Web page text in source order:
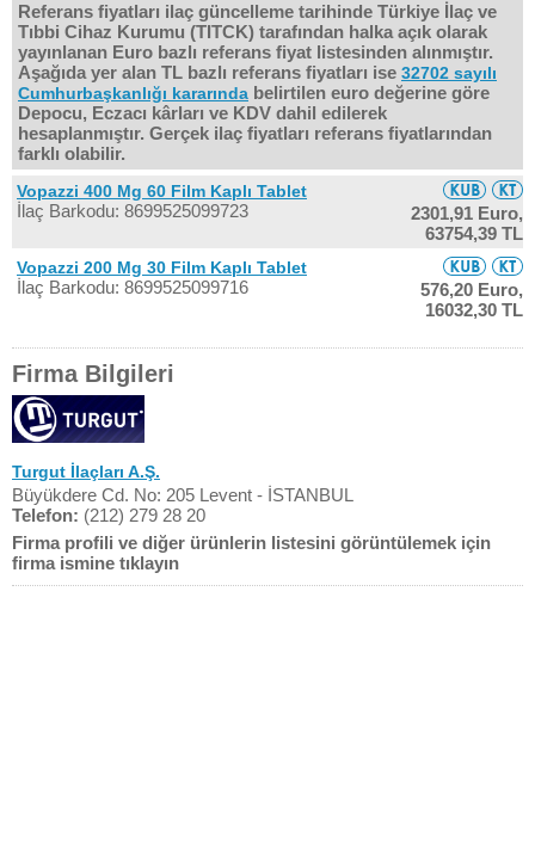
Referans fiyatları ilaç güncelleme tarihinde Türkiye İlaç ve
Tıbbi Cihaz Kurumu (TITCK) tarafından halka açık olarak
yayınlanan Euro bazlı referans fiyat listesinden alınmıştır.
Aşağıda yer alan TL bazlı referans fiyatları ise 32702 sayılı
Cumhurbaşkanlığı kararında belirtilen euro değerine göre
Depocu, Eczacı kârları ve KDV dahil edilerek
hesaplanmıştır. Gerçek ilaç fiyatları referans fiyatlarından
farklı olabilir.
Vopazzi 400 Mg 60 Film Kaplı Tablet
İlaç Barkodu: 8699525099723
2301,91 Euro,
63754,39 TL
Vopazzi 200 Mg 30 Film Kaplı Tablet
İlaç Barkodu: 8699525099716
576,20 Euro,
16032,30 TL
Firma Bilgileri
Turgut İlaçları A.Ş.
Büyükdere Cd. No: 205 Levent - İSTANBUL
Telefon: (212) 279 28 20
Firma profili ve diğer ürünlerin listesini görüntülemek için
firma ismine tıklayın